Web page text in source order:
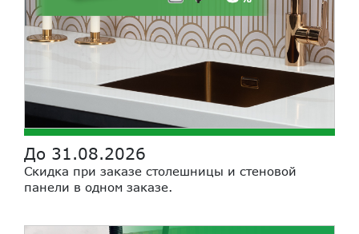
До 31.08.2026
Скидка при заказе столешницы и стеновой
панели в одном заказе.